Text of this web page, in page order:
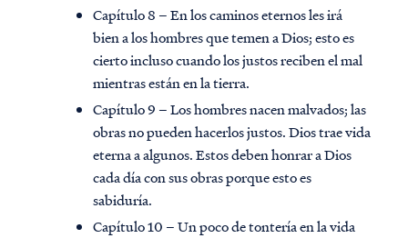
Capítulo 8 – En los caminos eternos les irá
bien a los hombres que temen a Dios; esto es
cierto incluso cuando los justos reciben el mal
mientras están en la tierra.
Capítulo 9 – Los hombres nacen malvados; las
obras no pueden hacerlos justos. Dios trae vida
eterna a algunos. Estos deben honrar a Dios
cada día con sus obras porque esto es
sabiduría.
Capítulo 10 – Un poco de tontería en la vida